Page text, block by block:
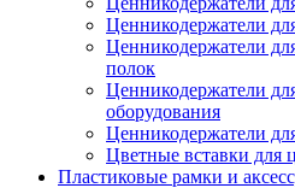
Ценникодержатели
Ценникодержатели
полок
Ценникодержатели
оборудования
Ценникодержатели
Цветные вставки для
Пластиковые рамки и